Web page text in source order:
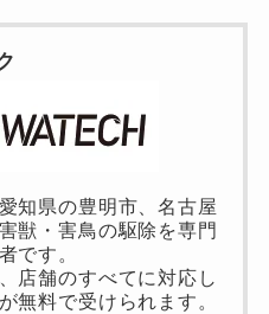
知県の豊明市、名古屋
獣・害鳥の駆除を専門
です。
店舗のすべてに対応し
無料で受けられます。